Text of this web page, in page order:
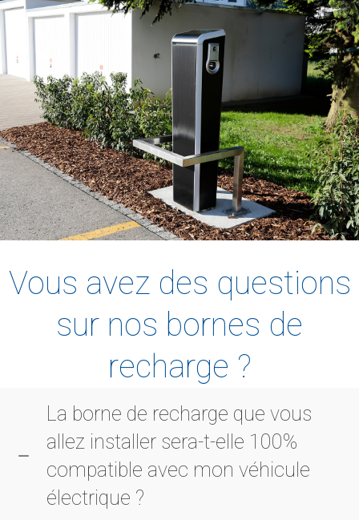
Vous avez des questions
sur nos bornes de
recharge ?
La borne de recharge que vous
allez installer sera-t-elle 100%
compatible avec mon véhicule
électrique ?